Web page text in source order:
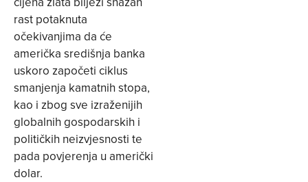
rast potaknuta
očekivanjima da će
američka središnja banka
uskoro započeti ciklus
smanjenja kamatnih stopa,
kao i zbog sve izraženijih
globalnih gospodarskih i
političkih neizvjesnosti te
pada povjerenja u američki
dolar.